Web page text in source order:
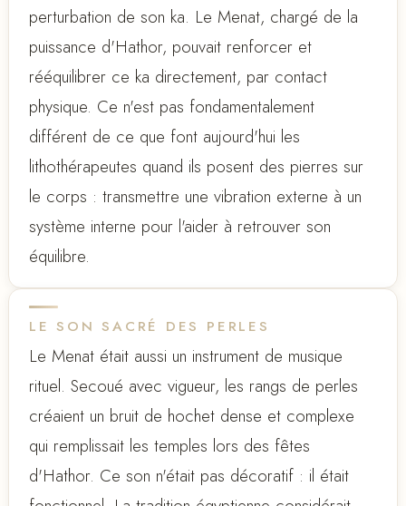
perturbation de son ka. Le Menat, chargé de la
puissance d'Hathor, pouvait renforcer et
rééquilibrer ce ka directement, par contact
physique. Ce n'est pas fondamentalement
différent de ce que font aujourd'hui les
lithothérapeutes quand ils posent des pierres sur
le corps : transmettre une vibration externe à un
système interne pour l'aider à retrouver son
équilibre.
LE SON SACRÉ DES PERLES
Le Menat était aussi un instrument de musique
rituel. Secoué avec vigueur, les rangs de perles
créaient un bruit de hochet dense et complexe
qui remplissait les temples lors des fêtes
d'Hathor. Ce son n'était pas décoratif : il était